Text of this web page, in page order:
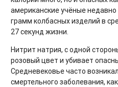
американские учёные
грамм колбасных изделий в
27 секунд жизни.
Нитрит натрия, с одной
розовый цвет и убивает
Средневековье часто
смертельного заболевания,